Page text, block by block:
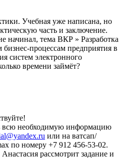
Учебная уже написана, но
часть и заключение.
начинал, тема ВКР » Разработка
процессам предприятия в
систем электронного
времени займёт?
всю необходимую информацию
или на ватсап/
по номеру +7 912 456-53-02.
рассмотрит задание и